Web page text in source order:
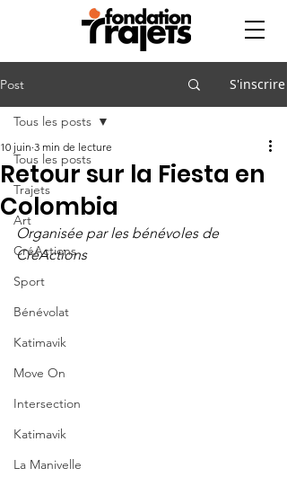
Post S'inscrire
Tous les posts
Trajets
Art
CréActions
Sport
Bénévolat
Katimavik
Move On
Intersection
Katimavik
La Manivelle
Tous les posts
Retour sur la Fiesta en
Colombia
10 juin 3 min de lecture
Organisée par les bénévoles de
CréActions